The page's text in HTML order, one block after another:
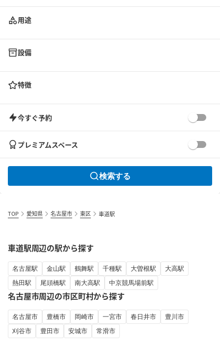
用途
設備
特徴
今すぐ予約
プレミアムスペース
検索する
TOP 愛知県 名古屋市 東区 車道駅
車道駅周辺の駅から探す
名古屋駅 金山駅 鶴舞駅 千種駅 大曽根駅
大高駅
熱田駅
尾頭橋駅 南大高駅 中京競馬場前駅
名古屋市周辺の市区町村から探す
名古屋市 豊橋市 岡崎市 一宮市 春日井市
豊川市
刈谷市
豊田市 安城市 常滑市